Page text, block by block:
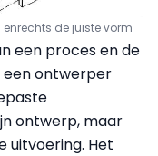
enrechts de juiste vorm
een proces en de
een ontwerper
ontwerp, maar
uitvoering. Het